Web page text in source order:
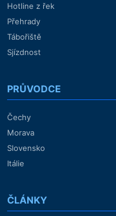
Hotline z řek
Přehrady
Tábořiště
Sjízdnost
PRŮVODCE
Čechy
Morava
Slovensko
Itálie
ČLÁNKY